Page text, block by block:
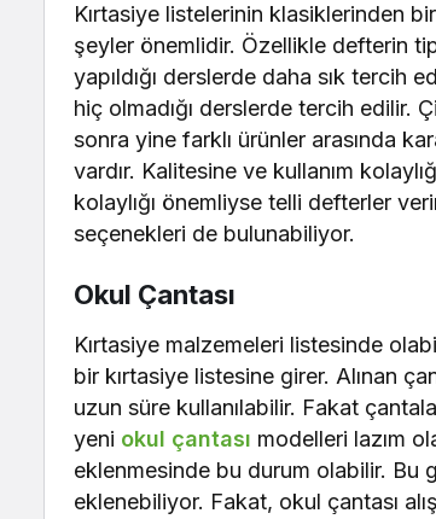
Kırtasiye listelerinin klasiklerinden
şeyler önemlidir. Özellikle defterin
yapıldığı derslerde daha sık tercih
hiç olmadığı derslerde tercih
sonra yine farklı ürünler arasında
vardır. Kalitesine ve kullanım
kolaylığı önemliyse telli defterler
seçenekleri de bulunabiliyor.
Okul Çantası
Kırtasiye malzemeleri listesinde
bir kırtasiye listesine girer. Alınan
uzun süre kullanılabilir. Fakat
yeni okul çantası modelleri lazım
eklenmesinde bu durum olabilir. Bu
eklenebiliyor. Fakat, okul çantası